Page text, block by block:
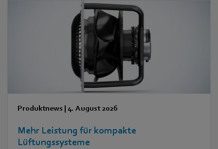
Produktnews | 4. August 2026
Mehr Leistung für kompakte
Lüftungssysteme